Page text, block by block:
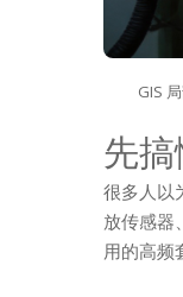
GIS
先
很多人以
放传感器
用的高频